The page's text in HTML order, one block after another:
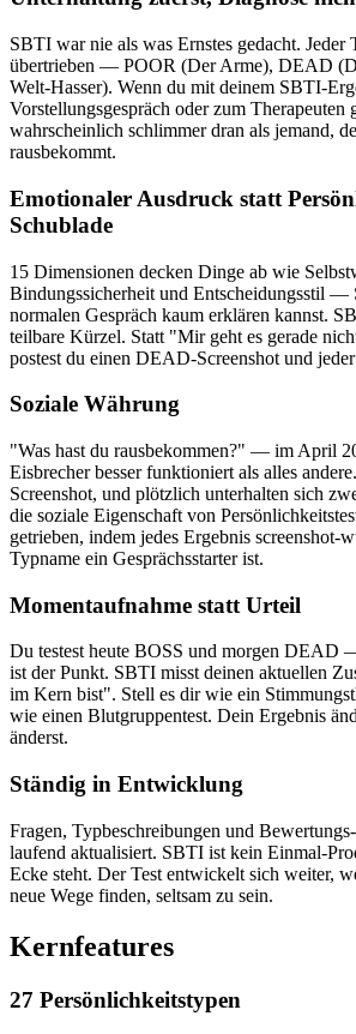
SBTI war nie als was Ernstes gedacht. Jeder
übertrieben — POOR (Der Arme), DEAD
Welt-Hasser). Wenn du mit deinem SBTI-
Vorstellungsgespräch oder zum Therapeuten
wahrscheinlich schlimmer dran als jemand,
rausbekommt.
Emotionaler Ausdruck statt
Schublade
15 Dimensionen decken Dinge ab wie
Bindungssicherheit und Entscheidungsstil —
normalen Gespräch kaum erklären kannst.
teilbare Kürzel. Statt "Mir geht es gerade
postest du einen DEAD-Screenshot und
Soziale Währung
"Was hast du rausbekommen?" — im April
Eisbrecher besser funktioniert als alles
Screenshot, und plötzlich unterhalten sich
die soziale Eigenschaft von
getrieben, indem jedes Ergebnis screenshot-
Typname ein Gesprächsstarter ist.
Momentaufnahme statt Urteil
Du testest heute BOSS und morgen DEAD
ist der Punkt. SBTI misst deinen aktuellen
im Kern bist". Stell es dir wie ein
wie einen Blutgruppentest. Dein Ergebnis
änderst.
Ständig in Entwicklung
Fragen, Typbeschreibungen und
laufend aktualisiert. SBTI ist kein Einmal-
Ecke steht. Der Test entwickelt sich weiter,
neue Wege finden, seltsam zu sein.
Kernfeatures
27 Persönlichkeitstypen